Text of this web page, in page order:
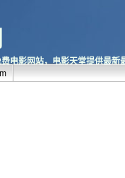
电影网站，电影天堂提供最